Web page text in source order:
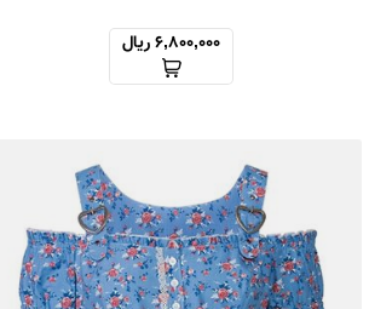
6,800,000 ریال